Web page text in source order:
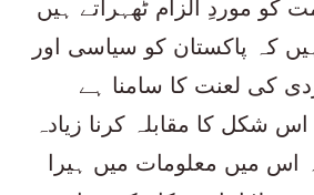
کو موردِ الزام ٹھہراتے ہیں
کہ پاکستان کو سیاسی اور
کی لعنت کا سامنا ہے
کا مقابلہ کرنا زیادہ
اس میں معلومات میں ہیرا